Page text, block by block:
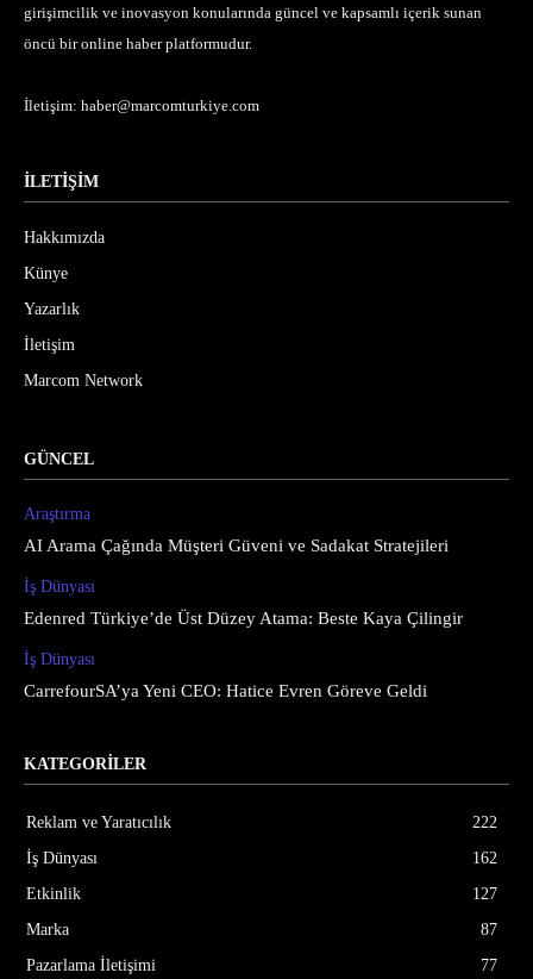
girişimcilik ve inovasyon konularında güncel ve kapsamlı içerik sunan
öncü bir online haber platformudur.
İletişim: haber@marcomturkiye.com
İLETİŞİM
Hakkımızda
Künye
Yazarlık
İletişim
Marcom Network
GÜNCEL
Araştırma
AI Arama Çağında Müşteri Güveni ve Sadakat Stratejileri
İş Dünyası
Edenred Türkiye’de Üst Düzey Atama: Beste Kaya Çilingir
İş Dünyası
CarrefourSA’ya Yeni CEO: Hatice Evren Göreve Geldi
KATEGORİLER
Reklam ve Yaratıcılık
222
İş Dünyası
162
Etkinlik
127
Marka
87
Pazarlama İletişimi
77